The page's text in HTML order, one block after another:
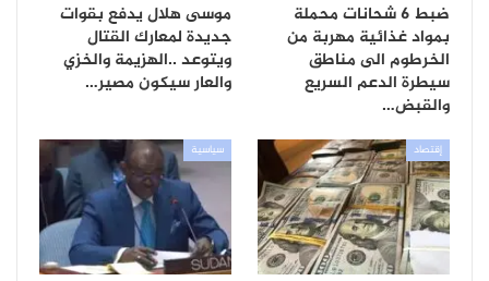
ضبط 6 شحانات محملة
بمواد غذائية مهربة من
الخرطوم الى مناطق
سيطرة الدعم السريع
والقبض…
موسى هلال يدفع بقوات
جديدة لمعارك القتال
ويتوعد ..الهزيمة والخزي
والعار سيكون مصير…
إقتصاد سياسية